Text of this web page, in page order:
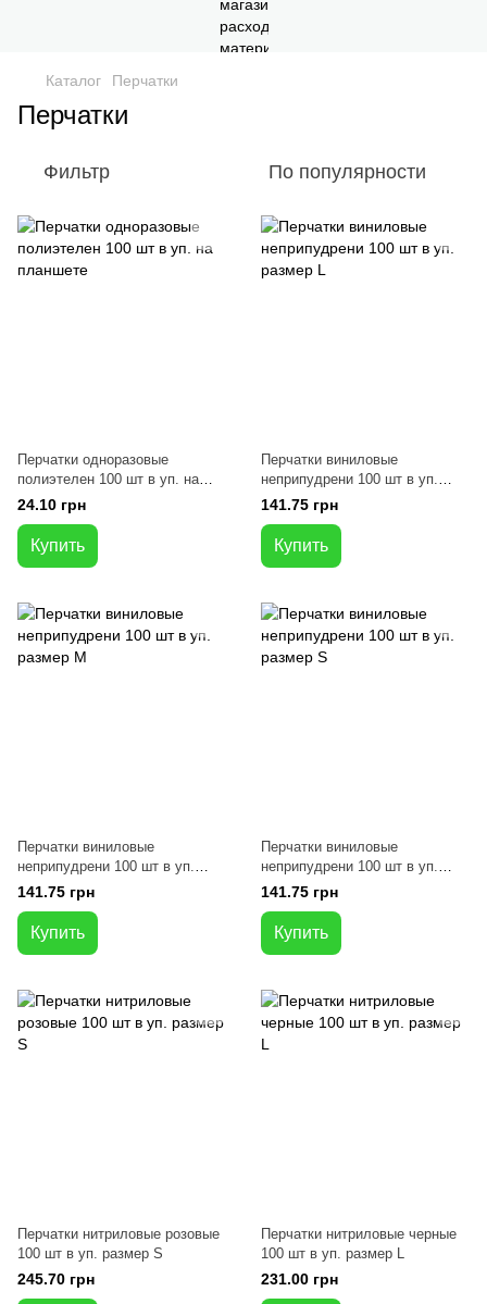
Каталог Перчатки
Перчатки
Фильтр По популярности
Перчатки одноразовые
полиэтелен 100 шт в уп. на
планшете
24.10 грн
Купить
Перчатки виниловые
неприпудрени 100 шт в уп.
размер L
141.75 грн
Купить
Перчатки виниловые
неприпудрени 100 шт в уп.
размер M
141.75 грн
Купить
Перчатки виниловые
неприпудрени 100 шт в уп.
размер S
141.75 грн
Купить
Перчатки нитриловые розовые
100 шт в уп. размер S
245.70 грн
Перчатки нитриловые черные
100 шт в уп. размер L
231.00 грн